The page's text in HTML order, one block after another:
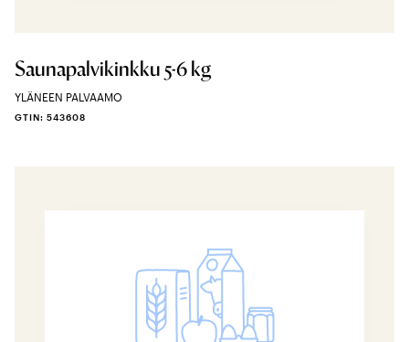
Saunapalvikinkku 5-6 kg
YLÄNEEN PALVAAMO
GTIN: 543608